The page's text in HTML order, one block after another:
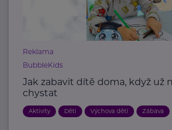
Reklama
BubbleKids
Jak zabavit dítě doma, když už
chystat
Aktivity Děti Výchova dětí Zábava